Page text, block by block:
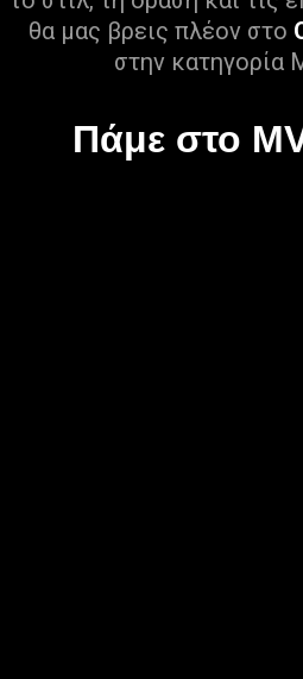
θα μας βρεις πλέον στο
στην κατηγορία
Πάμε στο